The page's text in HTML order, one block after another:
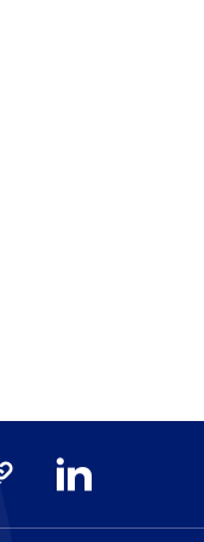
TikTok LinkedIn